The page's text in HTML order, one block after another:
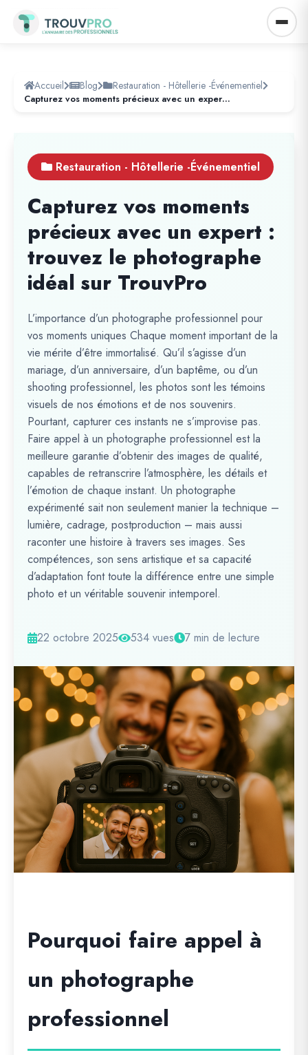
Accueil Blog Restauration - Hôtellerie -Événementiel
Capturez vos moments précieux avec un expert : trouvez le photographe idéal sur TrouvPro
Restauration - Hôtellerie -Événementiel
Capturez vos moments
précieux avec un expert :
trouvez le photographe
idéal sur TrouvPro
L’importance d’un photographe professionnel pour
vos moments uniques Chaque moment important de la
vie mérite d’être immortalisé. Qu’il s’agisse d’un
mariage, d’un anniversaire, d’un baptême, ou d’un
shooting professionnel, les photos sont les témoins
visuels de nos émotions et de nos souvenirs.
Pourtant, capturer ces instants ne s’improvise pas.
Faire appel à un photographe professionnel est la
meilleure garantie d’obtenir des images de qualité,
capables de retranscrire l’atmosphère, les détails et
l’émotion de chaque instant. Un photographe
expérimenté sait non seulement manier la technique –
lumière, cadrage, postproduction – mais aussi
raconter une histoire à travers ses images. Ses
compétences, son sens artistique et sa capacité
d’adaptation font toute la différence entre une simple
photo et un véritable souvenir intemporel.
22 octobre 2025 534 vues 7 min de lecture
Pourquoi faire appel à
un photographe
professionnel